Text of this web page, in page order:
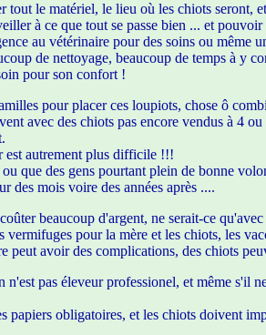
tout le matériel, le lieu où les chiots seront,
à ce que tout se passe bien ... et
au vétérinaire pour des soins ou même
de nettoyage, beaucoup de temps à y
pour son confort !
pour placer ces loupiots, chose ô
avec des chiots pas encore vendus à 4
est autrement plus difficile !!!
que des gens pourtant plein de bonne
des mois voire des années après ....
beaucoup d'argent, ne serait-ce
pour la mère et les chiots, les
peut avoir des complications, des chiots
pas éleveur professionel, et même s'il
obligatoires, et les chiots doivent